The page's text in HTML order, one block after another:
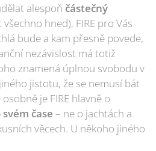
alespoň částečný
hned), FIRE pro Vás
bude a kam přesně povede,
nezávislost má totiž
znamená úplnou svobodu v
jistotu, že se nemusí bát
je FIRE hlavně o
čase – ne o jachtách a
věcech. U někoho jiného